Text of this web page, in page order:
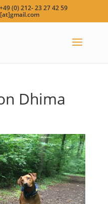
(0) 212- 23 27 42 59
Dhima